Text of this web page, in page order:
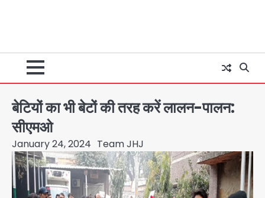
बेटियों का भी बेटों की तरह करें लालन-पालन:
सीएमओ
January 24, 2024 Team JHJ